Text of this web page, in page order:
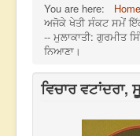
You are here: Home
ਅਜੋਕੇ ਖੇਤੀ ਸੰਕਟ ਸਮੇਂ
-- ਮੁਲਾਕਾਤੀ: ਗੁਰਮੀਤ
ਨਿਆਣਾ।
ਵਿਚਾਰ ਵਟਾਂਦਰਾ,